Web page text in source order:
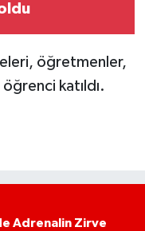
öğretmenler,
katıldı.
Adrenalin Zirve